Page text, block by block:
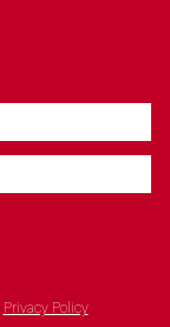
Privacy Policy